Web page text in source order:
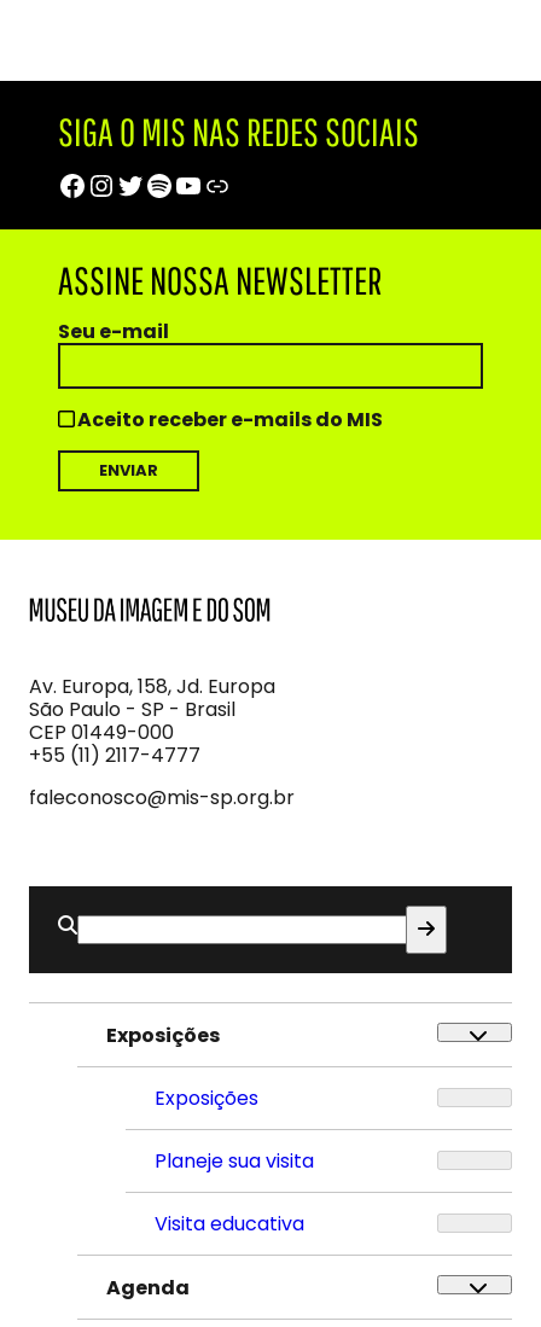
SIGA O MIS NAS REDES SOCIAIS
Facebook
Instagram
Twitter
Spotify
Youtube
Trip Advisor
ASSINE NOSSA NEWSLETTER
Seu e-mail
Aceito receber e-mails do MIS
Imagem
e
do
Som
Av. Europa, 158, Jd. Europa
São Paulo - SP - Brasil
CEP 01449-000
+55 (11) 2117-4777
faleconosco@mis-sp.org.br
Buscar
por:
Exposições
Exposições
Planeje sua visita
Visita educativa
Agenda